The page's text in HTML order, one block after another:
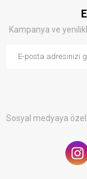
Kampanya ve
Sosyal medyaya